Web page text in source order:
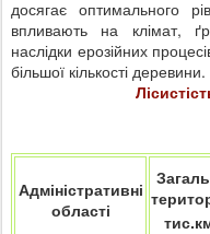
досягає оптимального
впливають на клімат,
наслідки ерозійних
більшої кількості деревини.
Адміністративні
області